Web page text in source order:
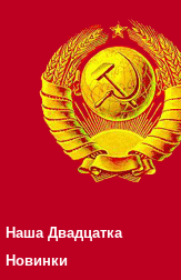
Наша Двадцатка
Новинки